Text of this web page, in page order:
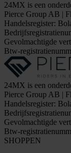
24MX is een
Pierce Group AB |
Handelsregister:
Gevolmachtigde
Btw-
24MX is een
Pierce Group AB |
Handelsregister:
Gevolmachtigde
Btw-
SHOPPEN